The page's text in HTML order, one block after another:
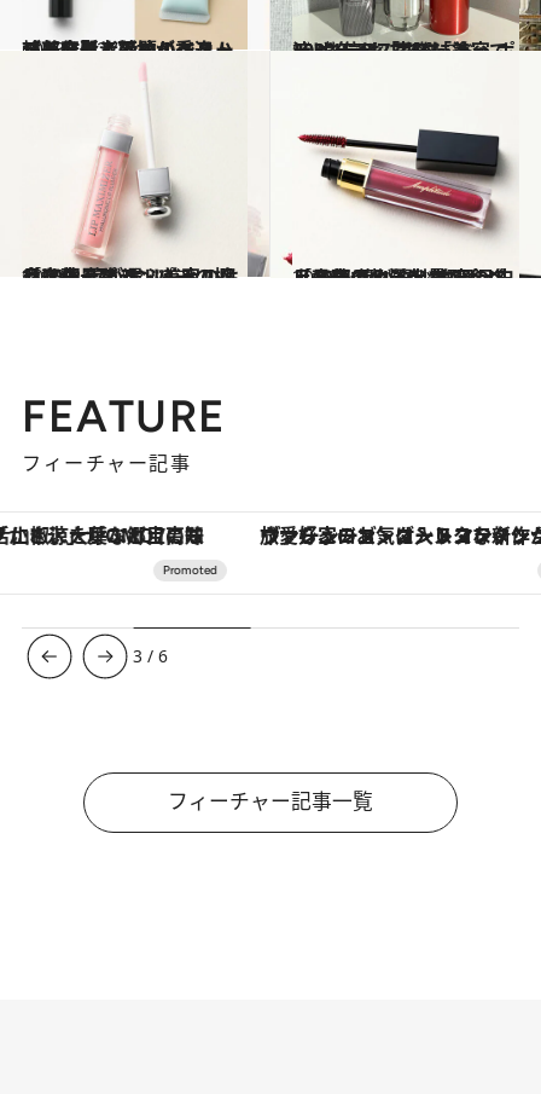
2023.12.27
輪郭を引き締め、メリハリを作る！話題のシェーディングと下地が秀逸【美容賢者のマイベストコスメ】
ビューティ＆ヘルス 2023.12.12
2023年ベスコス「美容液」1位は「クレ・ド・ポー ボーテ」実際に塗ってレビューしてみた
ビューティ＆ヘルス
2023.2.17
［齋藤 薫が選ぶ美容の名品100］ プランパーの概念を生んだ オリジナルはやはり最強
ビューティ＆ヘルス 2023.6.1
［齋藤 薫が選ぶ美容の名品100］ 41-60／お風呂史上最高の入浴剤からヘパリン類似物質大量配合ジェルまで
ビューティ＆ヘルス
FEATURE
フィーチャー記事
ヴァシュロン・コンスタンタン「オーヴァーシーズ・オートマティック」。旅愛好家のお気に入りコレクションから、ジェンダーレスな新作が登場
3 /6
フィーチャー記事一覧